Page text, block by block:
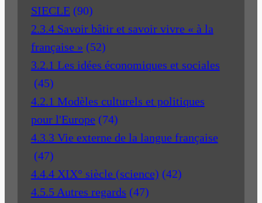
SIECLE (90)
2.3.4 Savoir bâtir et savoir vivre « à la
française » (52)
3.2.1 Les idées économiques et sociales
(45)
4.2.1 Modèles culturels et politiques
pour l'Europe (74)
4.3.3 Vie externe de la langue française
(47)
4.4.4 XIX° siècle (science) (42)
4.5.5 Autres regards (47)